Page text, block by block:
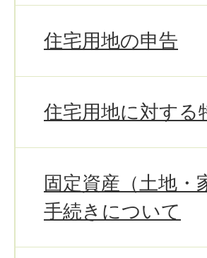
住宅用地の申告
住宅用地に対する
固定資産（土地・
手続きについて